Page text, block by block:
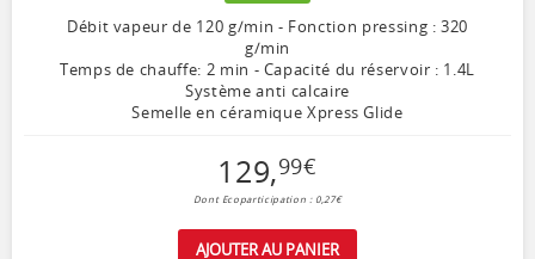
Débit vapeur de 120 g/min - Fonction pressing : 320
g/min
Temps de chauffe: 2 min - Capacité du réservoir : 1.4L
Système anti calcaire
Semelle en céramique Xpress Glide
129,99€
Dont Ecoparticipation : 0,27€
AJOUTER AU PANIER